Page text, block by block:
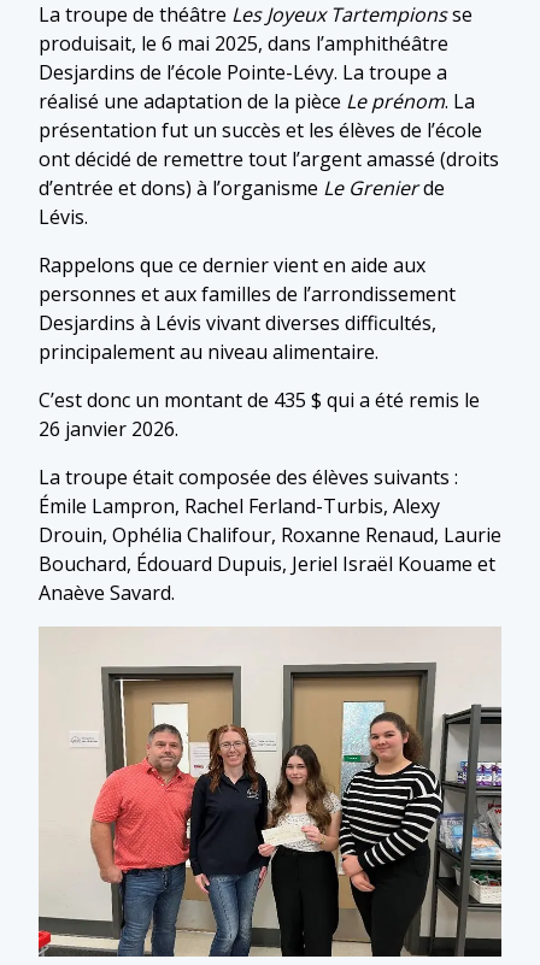
La troupe de théâtre Les Joyeux Tartempionsse
produisait, le 6 mai 2025, dans l’amphithéâtre
Desjardins de l’école Pointe-Lévy. La troupe a
réalisé une adaptation de la pièce Le prénom. La
présentation fut un succès et les élèves de l’école
ont décidé de remettre tout l’argent amassé (droits
d’entrée et dons) à l’organisme Le Grenierde
Lévis.
Rappelons que ce dernier vient en aide aux
personnes et aux familles de l’arrondissement
Desjardins à Lévis vivant diverses difficultés,
principalement au niveau alimentaire.
C’est donc un montant de 435 $ qui a été remis le
26 janvier 2026.
La troupe était composée des élèves suivants :
Émile Lampron, Rachel Ferland-Turbis, Alexy
Drouin, Ophélia Chalifour, Roxanne Renaud, Laurie
Bouchard, Édouard Dupuis, Jeriel Israël Kouame et
Anaève Savard.